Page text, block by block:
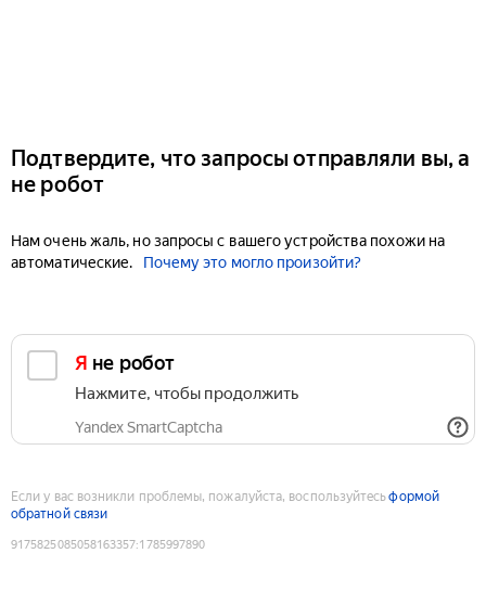
Подтвердите, что запросы отправляли вы, а
не робот
Нам очень жаль, но запросы с вашего устройства похожи на
автоматические.
Почему это могло произойти?
Я не робот
Нажмите, чтобы продолжить
Yandex SmartCaptcha
Если у вас возникли проблемы, пожалуйста, воспользуйтесьформой
обратной связи
9175825085058163357:1785997890